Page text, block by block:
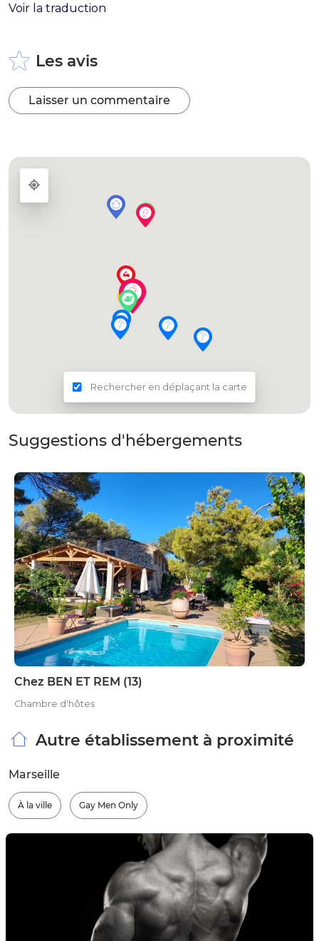
Voir la traduction
Les avis
Laisser un commentaire
Rechercher en déplaçant la carte
Suggestions d'hébergements
Chez BEN ET REM (13)
Chambre d'hôtes
Autre établissement à proximité
Marseille
À la ville Gay Men Only